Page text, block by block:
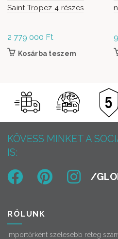
Saint Tropez 4 részes
2 779 000 Ft
Kosárba teszem
KÖVESS MINKET A
IS:
RÓLUNK
Importőrként szélesebb réteg